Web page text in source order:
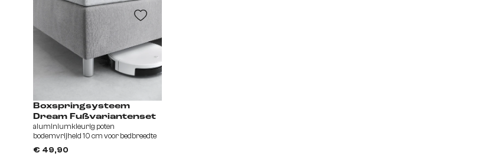
Boxspringsysteem
Dream Fußvariantenset
aluminiumkleurig poten
bodemvrijheid 10 cm voor bedbreedte
140/160/180
€ 49,90